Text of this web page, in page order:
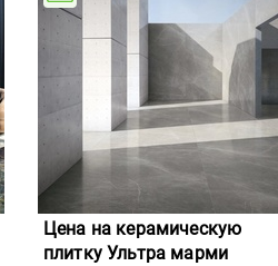
Цена на керамическую
плитку Ультра марми